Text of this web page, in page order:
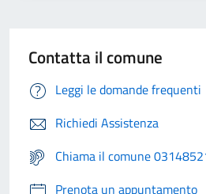
Contatta il comune
Leggi le domande frequenti
Richiedi Assistenza
Chiama il comune
Prenota un appuntamento